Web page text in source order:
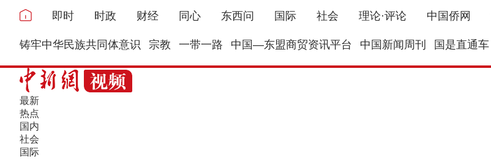
即时 时政 财经 同心 东西问 国际 社会 理论·评论 中国侨网
铸牢中华民族共同体意识 宗教 一带一路 中国—东盟商贸资讯平台 中国新闻周刊 国是直通车
最新
热点
国内
社会
国际